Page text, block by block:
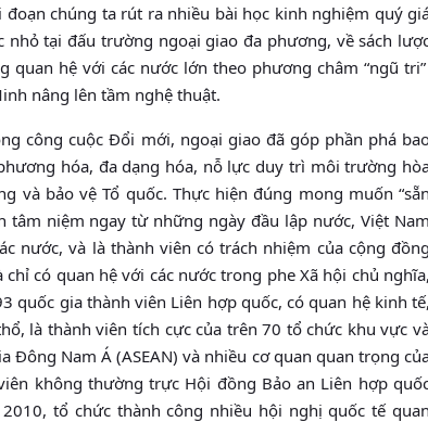
chúng ta rút ra nhiều bài học kinh nghiệm quý
tại đấu trường ngoại giao đa phương, về sách
quan hệ với các nước lớn theo phương châm “ngũ tri”
nâng lên tầm nghệ thuật.
công cuộc Đổi mới, ngoại giao đã góp phần phá
hóa, đa dạng hóa, nỗ lực duy trì môi trường
và bảo vệ Tổ quốc. Thực hiện đúng mong muốn “sẵn
tâm niệm ngay từ những ngày đầu lập nước, Việt Nam
nước, và là thành viên có trách nhiệm của cộng đồng
có quan hệ với các nước trong phe Xã hội chủ nghĩa,
quốc gia thành viên Liên hợp quốc, có quan hệ kinh tế,
là thành viên tích cực của trên 70 tổ chức khu vực
Nam Á (ASEAN) và nhiều cơ quan quan trọng
không thường trực Hội đồng Bảo an Liên hợp
tổ chức thành công nhiều hội nghị quốc tế quan